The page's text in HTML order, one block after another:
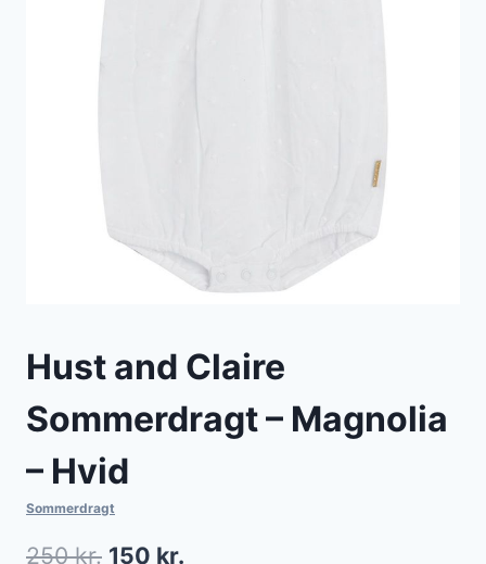
Hust and Claire
Sommerdragt – Magnolia
– Hvid
Sommerdragt
250kr. Den
150 kr.